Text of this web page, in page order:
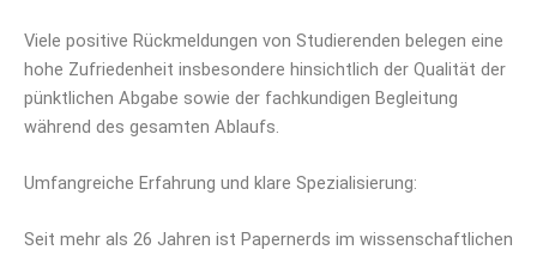
Viele positive Rückmeldungen von Studierenden belegen eine
hohe Zufriedenheit insbesondere hinsichtlich der Qualität der
pünktlichen Abgabe sowie der fachkundigen Begleitung
während des gesamten Ablaufs.
Umfangreiche Erfahrung und klare Spezialisierung:
Seit mehr als 26 Jahren ist Papernerds im wissenschaftlichen